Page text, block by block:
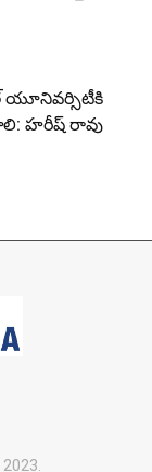
యూనివర్సిటీకి
హరీష్ రావు